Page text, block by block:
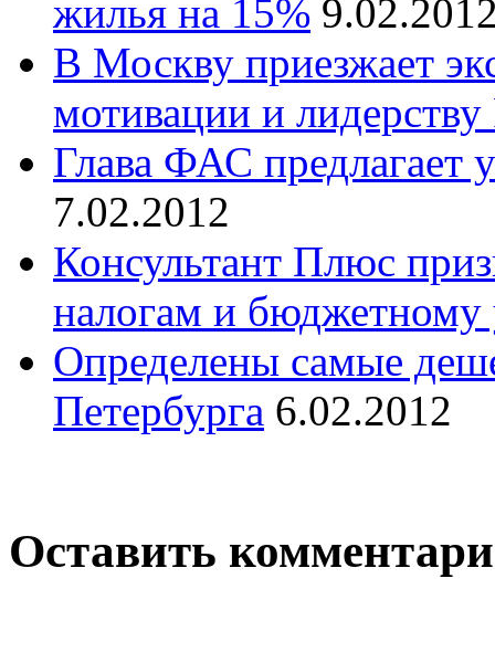
жилья на 15%
В Москву приезжает
мотивации и
Глава ФАС предлагает
7.02.2012
Консультант Плюс
налогам и бюджетному
Определены самые
Петербурга 6.02.2012
Оставить